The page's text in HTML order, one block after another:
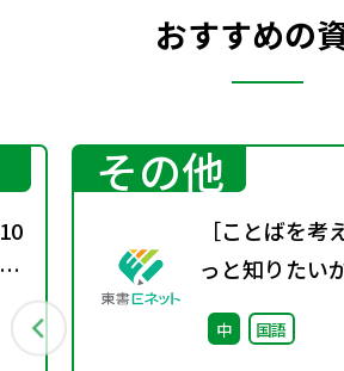
おすすめの
その他
［ことばを考
っと知りたい
という体験〜
らはじめる、
中 国語